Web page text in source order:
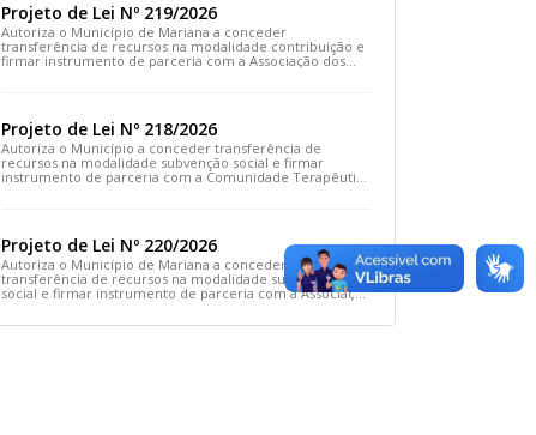
Projeto de Lei Nº 219/2026
Autoriza o Município de Mariana a conceder
transferência de recursos na modalidade contribuição e
firmar instrumento de parceria com a Associação dos
Projeto de Lei Nº 218/2026
Autoriza o Município a conceder transferência de
recursos na modalidade subvenção social e firmar
instrumento de parceria com a Comunidade Terapêutica
Projeto de Lei Nº 220/2026
Autoriza o Município de Mariana a conceder
transferência de recursos na modalidade subvenção
social e firmar instrumento de parceria com a Associação